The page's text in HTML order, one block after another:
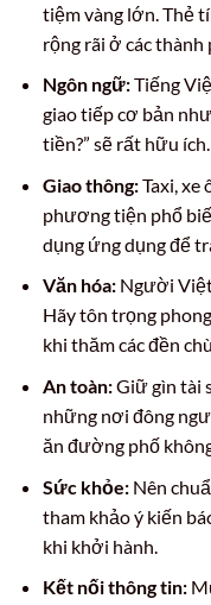
tiệm vàng lớn. Thẻ
rộng rãi ở các thành
Ngôn ngữ:Tiếng
giao tiếp cơ bản như
tiền?” sẽ rất hữu ích.
Giao thông:Taxi, xe
phương tiện phổ
dụng ứng dụng để
Văn hóa:Người Việt
Hãy tôn trọng
khi thăm các đền
An toàn:Giữ gìn tài
những nơi đông
ăn đường phố
Sức khỏe:Nên
tham khảo ý kiến
khi khởi hành.
Kết nối thông tin: